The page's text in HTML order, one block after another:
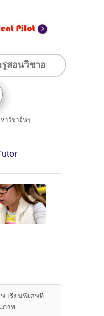
าวิชาอื่นๆ
เรียนพิเศษที่
ภาพ